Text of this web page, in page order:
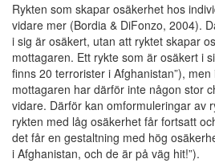
Rykten som skapar osäkerhet hos
vidare mer (Bordia & DiFonzo, 2004).
i sig är osäkert, utan att ryktet skapar
mottagaren. Ett rykte som är osäkert i
finns 20 terrorister i Afghanistan”),
mottagaren har därför inte någon stor
vidare. Därför kan omformuleringar av
rykten med låg osäkerhet får fortsatt
det får en gestaltning med hög
i Afghanistan, och de är på väg hit!”).